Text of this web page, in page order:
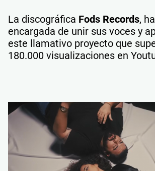
La discográfica Fods Records,
encargada de unir sus voces y
este llamativo proyecto que
180.000 visualizaciones en